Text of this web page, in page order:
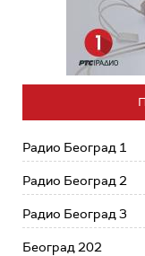
Радио Београд 1
Радио Београд 2
Радио Београд 3
Београд 202